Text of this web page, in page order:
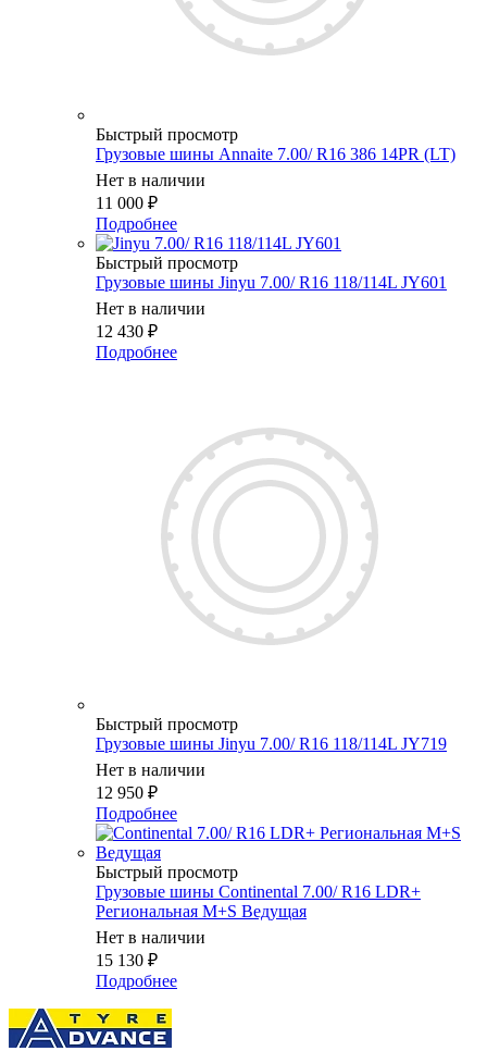
Быстрый просмотр
Грузовые шины Annaite 7.00/ R16 386 14PR (LT)
Нет в наличии
11 000 ₽
Подробнее
Быстрый просмотр
Грузовые шины Jinyu 7.00/ R16 118/114L JY601
Нет в наличии
12 430 ₽
Подробнее
Быстрый просмотр
Грузовые шины Jinyu 7.00/ R16 118/114L JY719
Нет в наличии
12 950 ₽
Подробнее
Быстрый просмотр
Грузовые шины Continental 7.00/ R16 LDR+
Региональная M+S Ведущая
Нет в наличии
15 130 ₽
Подробнее